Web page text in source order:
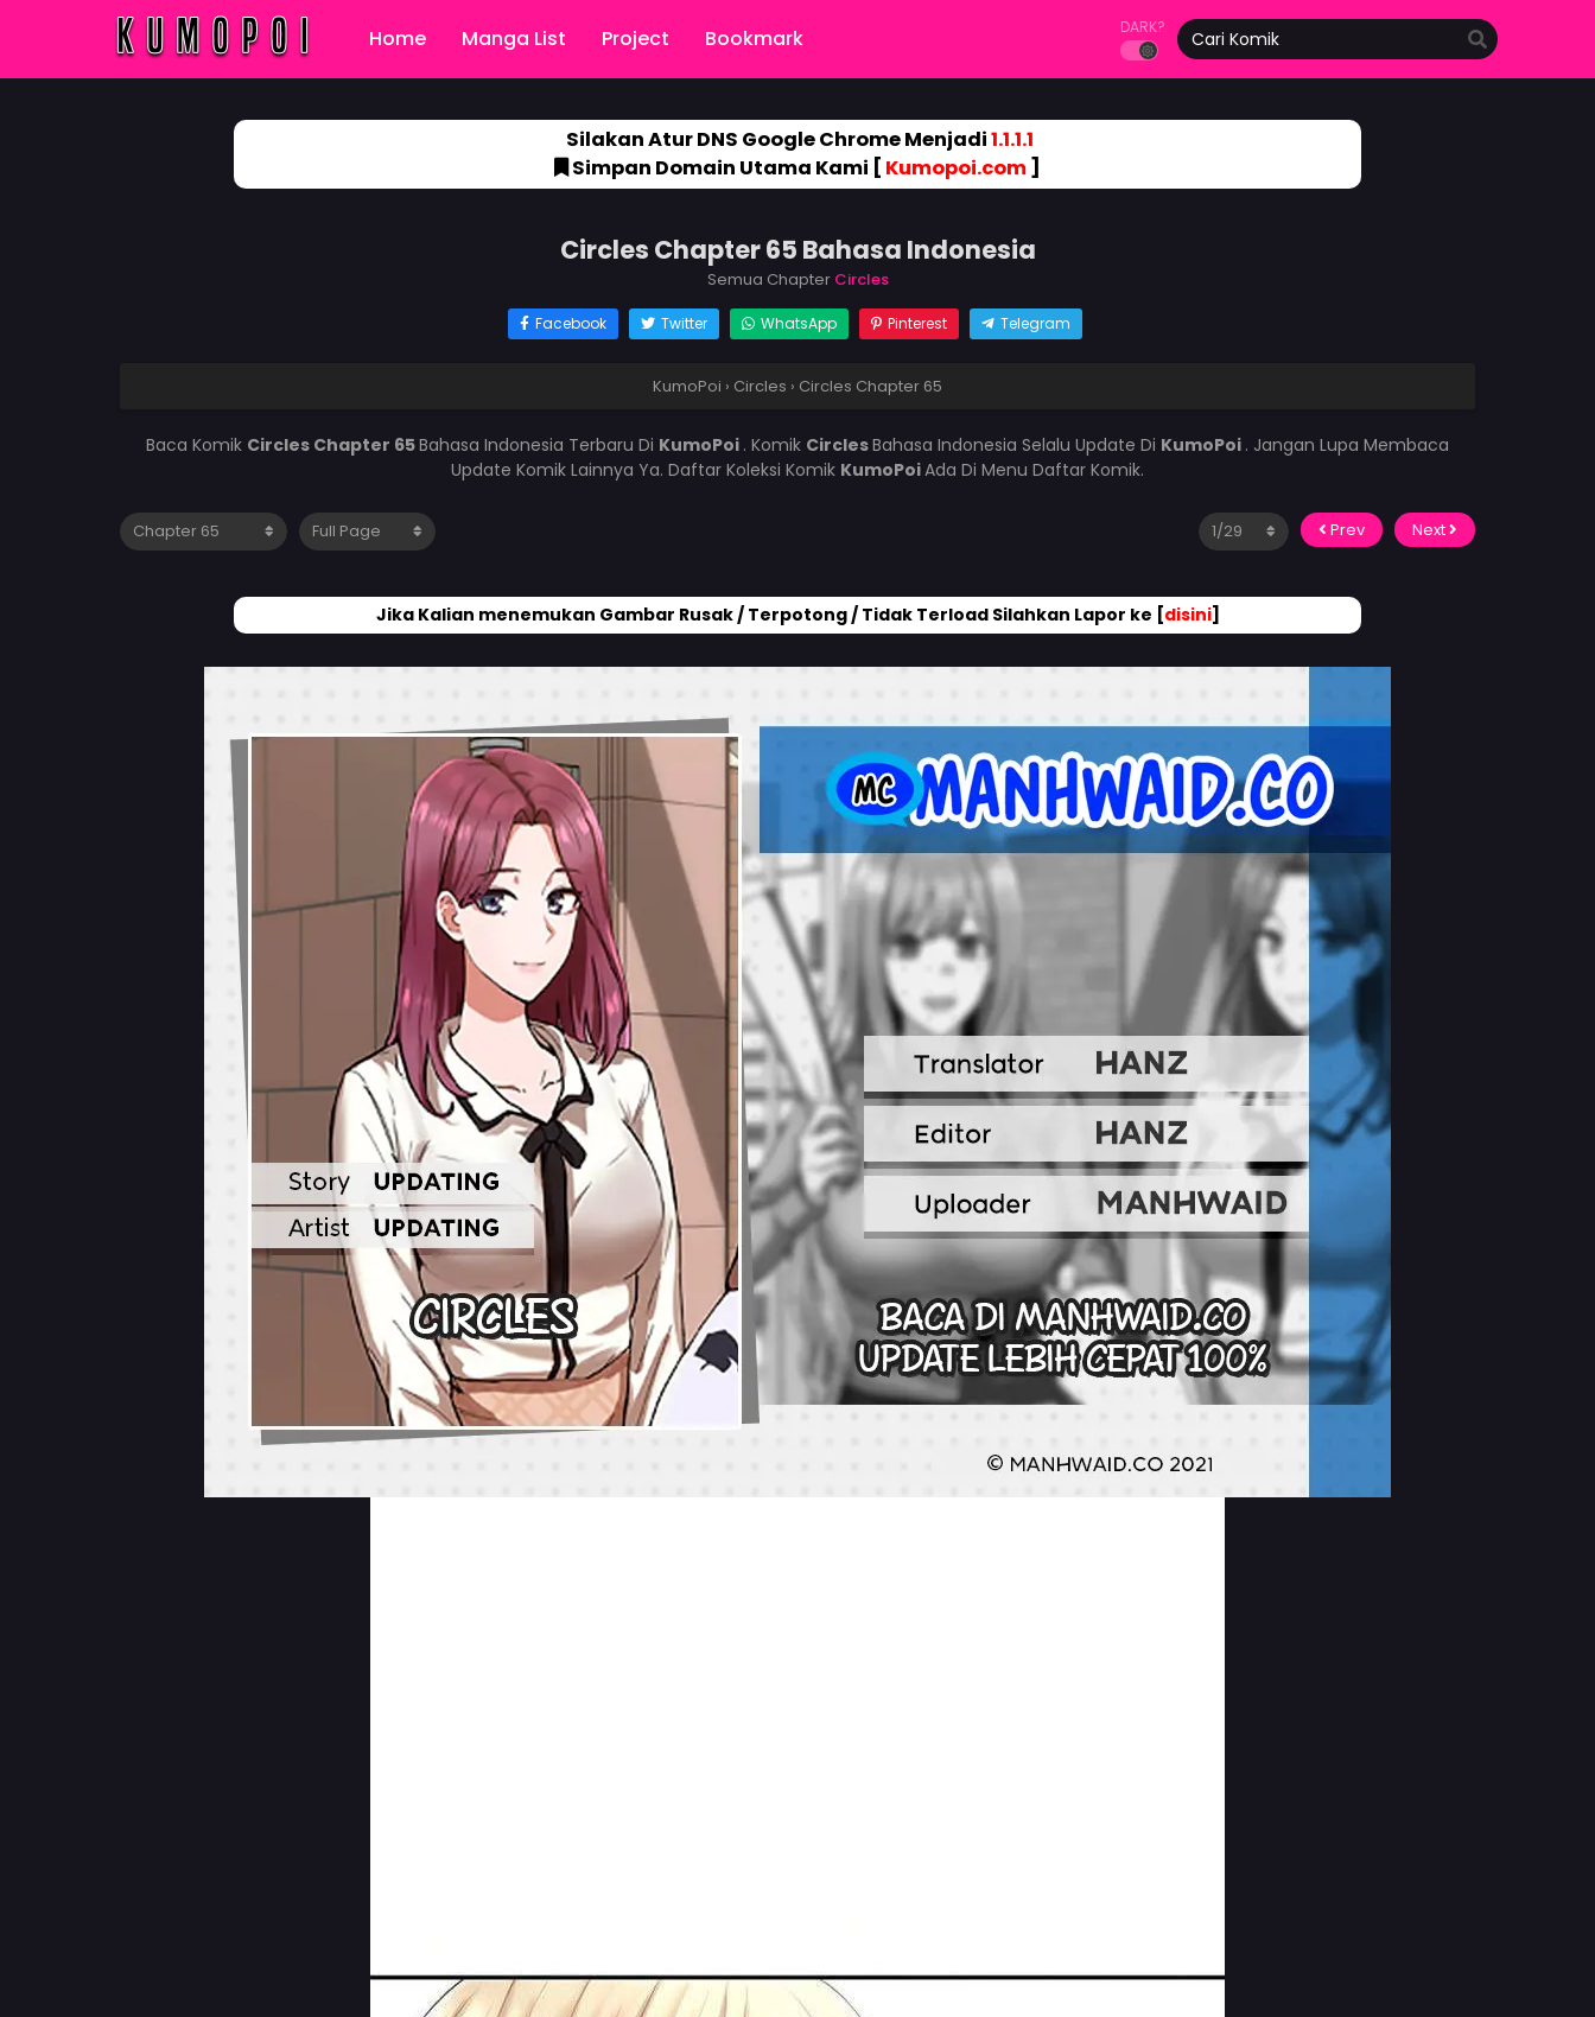
Home Manga List Project Bookmark DARK?
Silakan Atur DNS Google Chrome Menjadi1.1.1.1
Simpan Domain Utama Kami [ Kumopoi.com]
Circles Chapter 65 Bahasa Indonesia
Semua Chapter Circles
Facebook Twitter WhatsApp Pinterest Telegram
KumoPoi › Circles › Circles Chapter 65
Baca Komik Circles Chapter 65Bahasa Indonesia Terbaru Di KumoPoi . Komik CirclesBahasa Indonesia Selalu Update Di KumoPoi . Jangan Lupa Membaca
Update Komik Lainnya Ya. Daftar Koleksi Komik KumoPoiAda Di Menu Daftar Komik.
Prev Next
Jika Kalian menemukan Gambar Rusak / Terpotong / Tidak Terload Silahkan Lapor ke [disini]